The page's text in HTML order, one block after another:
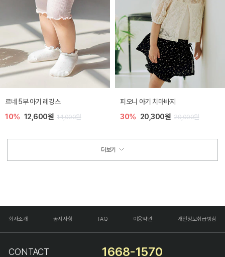
르네 5부 아기 레깅스
10% 12,600원 14,000원
피오니 아기 치마바지
30% 20,300원 29,000원
더보기
회사소개 공지사항 FAQ 이용약관 개인정보취급방침
CONTACT 1668-1570